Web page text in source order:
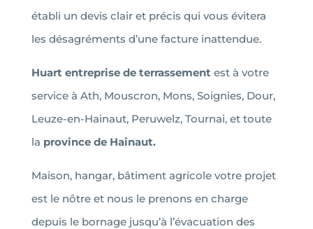
établi un devis clair et précis qui vous évitera
les désagréments d’une facture inattendue.
Huart entreprise de terrassement est à votre
service à Ath, Mouscron, Mons, Soignies, Dour,
Leuze-en-Hainaut, Peruwelz, Tournai, et toute
la province de Hainaut.
Maison, hangar, bâtiment agricole votre projet
est le nôtre et nous le prenons en charge
depuis le bornage jusqu’à l’évacuation des